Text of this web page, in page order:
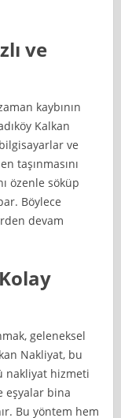
ve
kaybının
Kalkan
ve
taşınmasını
özenle söküp
Böylece
devam
geleneksel
Nakliyat, bu
nakliyat hizmeti
eşyalar bina
Bu yöntem hem